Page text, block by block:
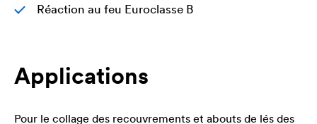
Réaction au feu Euroclasse B
Applications
Pour le collage des recouvrements et abouts de lés des